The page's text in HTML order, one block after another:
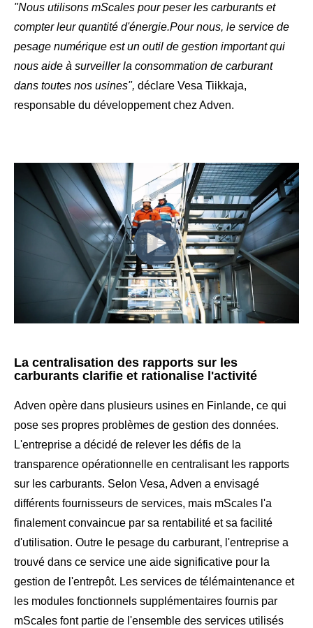
"Nous utilisons mScales pour peser les carburants et
compter leur quantité d'énergie.Pour nous, le service de
pesage numérique est un outil de gestion important qui
nous aide à surveiller la consommation de carburant
dans toutes nos usines", déclare Vesa Tiikkaja,
responsable du développement chez Adven.
La centralisation des rapports sur les
carburants clarifie et rationalise l'activité
Adven opère dans plusieurs usines en Finlande, ce qui
pose ses propres problèmes de gestion des données.
L'entreprise a décidé de relever les défis de la
transparence opérationnelle en centralisant les rapports
sur les carburants. Selon Vesa, Adven a envisagé
différents fournisseurs de services, mais mScales l'a
finalement convaincue par sa rentabilité et sa facilité
d'utilisation. Outre le pesage du carburant, l'entreprise a
trouvé dans ce service une aide significative pour la
gestion de l'entrepôt. Les services de télémaintenance et
les modules fonctionnels supplémentaires fournis par
mScales font partie de l'ensemble des services utilisés